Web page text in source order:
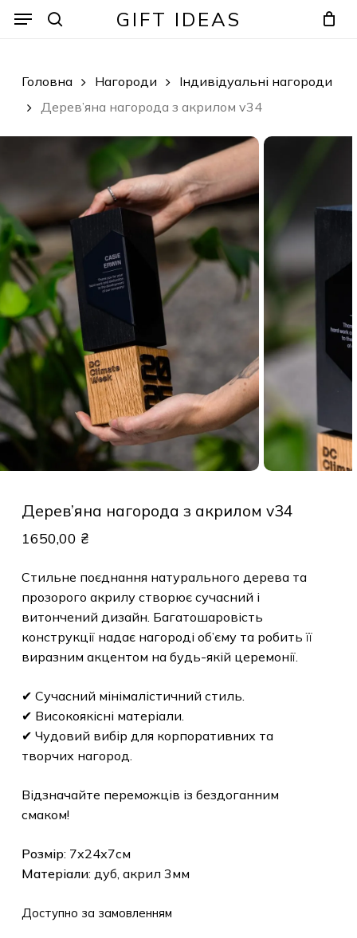
GIFT IDEAS
Menu
Головна Нагороди
Індивідуальні нагороди
Дерев’яна нагорода з акрилом v34
Дерев’яна нагорода з акрилом v34
1650,00 ₴
Стильне поєднання натурального дерева та
прозорого акрилу створює сучасний і
витончений дизайн. Багатошаровість
конструкції надає нагороді об’єму та робить її
виразним акцентом на будь-якій церемонії.
✔ Сучасний мінімалістичний стиль.
✔ Високоякісні матеріали.
✔ Чудовий вибір для корпоративних та
творчих нагород.
Відзначайте переможців із бездоганним
смаком!
Розмір: 7х24х7см
Матеріали: дуб, акрил 3мм
Доступно за замовленням
Menu